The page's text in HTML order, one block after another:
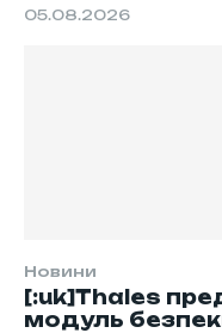
05.08.2026
Новини
[:uk]Thales
модуль